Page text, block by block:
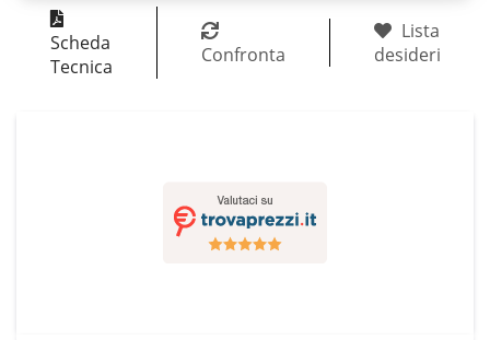
Scheda
Tecnica
Confronta
Lista
desideri